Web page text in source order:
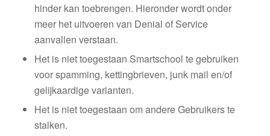
hinder kan toebrengen. Hieronder wordt onder
meer het uitvoeren van Denial of Service
aanvallen verstaan.
Het is niet toegestaan Smartschool te gebruiken
voor spamming, kettingbrieven, junk mail en/of
gelijkaardige varianten.
Het is niet toegestaan om andere Gebruikers te
stalken.